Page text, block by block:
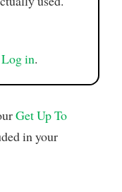
Log in.
Get Up To
in your